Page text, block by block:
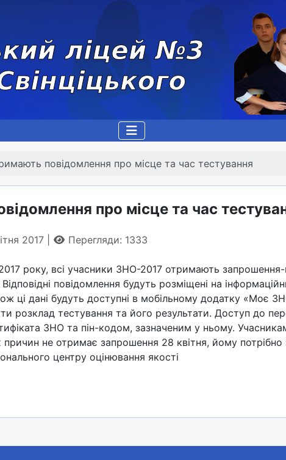
повідомлення про місце та час тестування
про місце та час
2017 Перегляди: 1333
року, всі учасники ЗНО-2017 отримають запрошення-
повідомлення будуть розміщені на
ці дані будуть доступні в мобільному додатку «Моє
розклад тестування та його результати. Доступ до
ЗНО та пін-кодом, зазначеним у ньому.
не отримає запрошення 28 квітня, йому
центру оцінювання якості
підсумкової атестації